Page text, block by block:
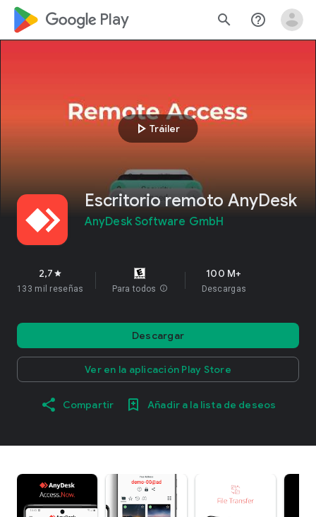
google_logo Play search help_outline
play_arrow Tráiler
Escritorio remoto AnyDesk
AnyDesk Software GmbH
2,7 star
133 mil reseñas Para todos info
100 M+
Descargas
Descargar
Ver en la aplicación Play Store
Compartir Añadir a la lista de deseos